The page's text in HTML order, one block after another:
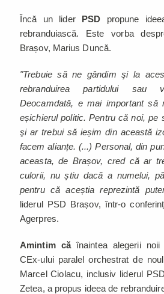
Încă un lider PSD propune
rebranduiască. Este vorba
Brașov, Marius Duncă.
"Trebuie să ne gândim şi la
rebranduirea partidului sau
Deocamdată, e mai important
eșichierul politic. Pentru că noi, pe
şi ar trebui să ieșim din această
facem alianțe. (...) Personal, din
aceasta, de Brașov, cred că ar
culorii, nu știu dacă a numelui,
pentru că aceștia reprezintă
liderul PSD Brașov, într-o
Agerpres.
Amintim căînaintea alegerii noii
CEx-ului paralel orchestrat de
Marcel Ciolacu, inclusiv liderul
Zetea, a propus ideea de